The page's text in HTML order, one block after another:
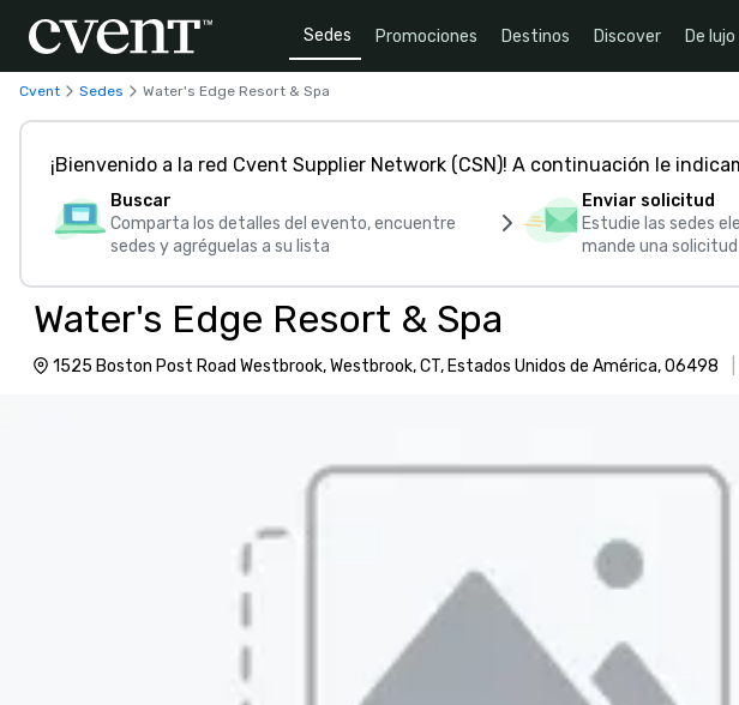
Sedes Promociones Destinos Discover De lujo
Cvent Sedes Water's Edge Resort & Spa
¡Bienvenido a la red Cvent Supplier Network (CSN)! A continuación le
Buscar
Comparta los detalles del evento, encuentre
sedes y agréguelas a su lista
Enviar solicitud
Estudie las sedes
mande una solicitud
Water's Edge Resort & Spa
1525 Boston Post Road Westbrook, Westbrook, CT, Estados Unidos de América, 06498